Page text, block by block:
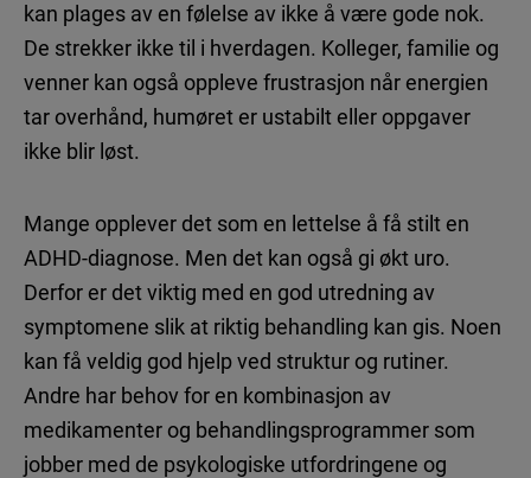
Ansvarlig utgiver: Takeda AS
kan plages av en følelse av ikke å være gode nok.
De strekker ikke til i hverdagen. Kolleger, familie og
venner kan også oppleve frustrasjon når energien
tar overhånd, humøret er ustabilt eller oppgaver
ikke blir løst.
Mange opplever det som en lettelse å få stilt en
ADHD-diagnose. Men det kan også gi økt uro.
Derfor er det viktig med en god utredning av
symptomene slik at riktig behandling kan gis. Noen
kan få veldig god hjelp ved struktur og rutiner.
Andre har behov for en kombinasjon av
medikamenter og behandlingsprogrammer som
jobber med de psykologiske utfordringene og